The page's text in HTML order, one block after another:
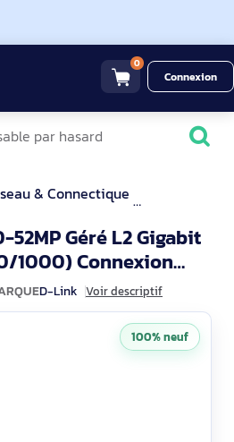
0
Connexion
& Connectique
52MP Géré L2 Gigabit
1000) Connexion
l'alimentDGS-1210-
D-Link Voir descriptif
100% neuf